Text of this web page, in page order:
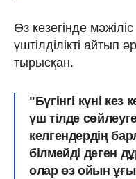
Өз кезегінде
үштілділікті айтып
тырысқан.
"Бүгінгі күні
үш тілде
келгендердің
білмейді деген
олар өз ойын